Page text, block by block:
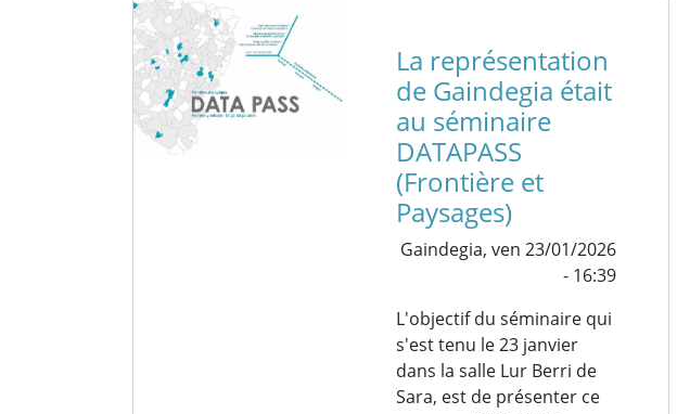
La représentation
de Gaindegia était
au séminaire
DATAPASS
(Frontière et
Paysages)
Gaindegia, ven 23/01/2026
- 16:39
L'objectif du séminaire qui
s'est tenu le 23 janvier
dans la salle Lur Berri de
Sara, est de présenter ce